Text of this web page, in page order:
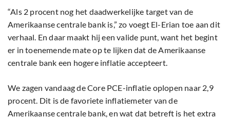
“Als 2 procent nog het daadwerkelijke target van de
Amerikaanse centrale bank is,” zo voegt El-Erian toe aan dit
verhaal. En daar maakt hij een valide punt, want het begint
er in toenemende mate op te lijken dat de Amerikaanse
centrale bank een hogere inflatie accepteert.
We zagen vandaag de Core PCE-inflatie oplopen naar 2,9
procent. Dit is de favoriete inflatiemeter van de
Amerikaanse centrale bank, en wat dat betreft is het extra